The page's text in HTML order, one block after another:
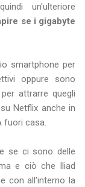
un'ulteriore
se i gigabyte
smartphone per
oppure sono
attrarre quegli
Netflix anche in
fuori casa.
se ci sono delle
e ciò che Iliad
con all'interno la